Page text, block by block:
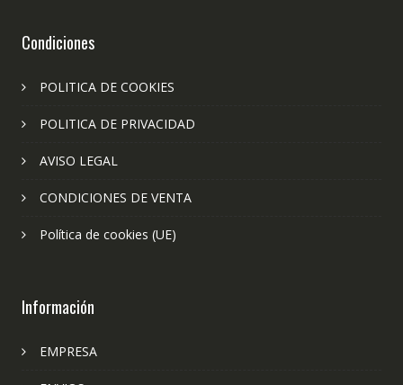
Condiciones
POLITICA DE COOKIES
POLITICA DE PRIVACIDAD
AVISO LEGAL
CONDICIONES DE VENTA
Política de cookies (UE)
Información
EMPRESA